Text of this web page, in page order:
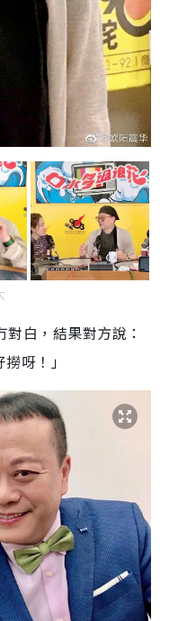
白，結果對方說：
呀！」